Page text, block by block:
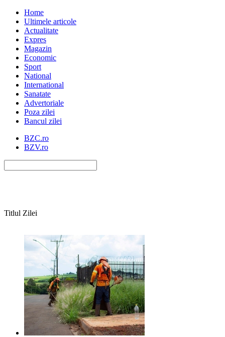
Home
Ultimele articole
Actualitate
Expres
Magazin
Economic
Sport
National
International
Sanatate
Advertoriale
Poza zilei
Bancul zilei
BZC.ro
BZV.ro
Titlul Zilei